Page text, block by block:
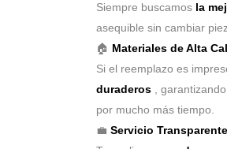
Siempre buscamos la
asequible sin cambiar
🏠 Materiales de Alta
Si el reemplazo es
duraderos ,
por mucho más tiempo.
💼 Servicio